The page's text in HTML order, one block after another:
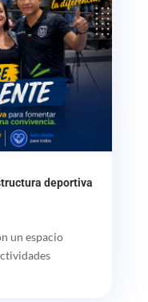
deportiva
un espacio